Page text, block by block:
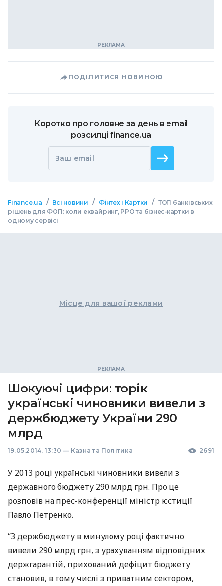
ПОДІЛИТИСЯ НОВИНОЮ
Коротко про головне за день в email
розсилці finance.ua
Ваш email
Finance.ua / Всі новини / Фінтех і Картки / ТОП банківських
рішень для ФОП: коли еквайринг, РРО та бізнес-картки в
одному сервісі
Місце для вашої реклами
Шокуючі цифри: торік
українські чиновники вивели з
держбюджету України 290
млрд
19.05.2014, 13:30 — Казна та Політика 2691
У 2013 році українські чиновники вивели з
державного бюджету 290 млрд грн. Про це
розповів на прес-конференції міністр юстиції
Павло Петренко.
“З держбюджету в минулому році фактично
вивели 290 млрд грн, з урахуванням відповідних
держгарантій, прихований дефіцит бюджету
становив, в тому числі з приватним сектором,